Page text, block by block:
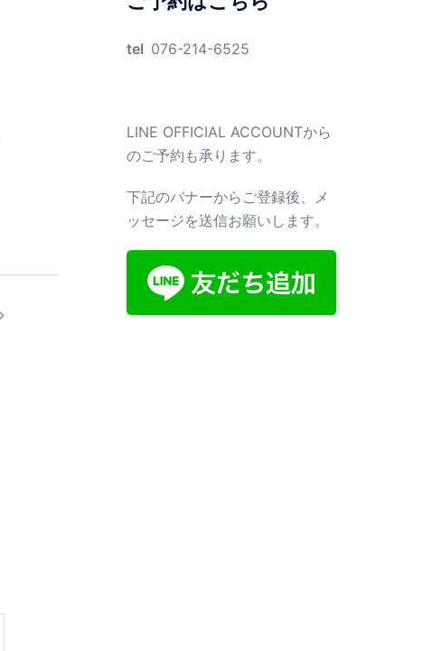
tel 076-214-6525
LINE OFFICIAL ACCOUNTから
のご予約も承ります。
下記のバナーからご登録後、メ
ッセージを送信お願いします。